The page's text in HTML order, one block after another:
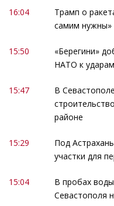
16:04
Трамп о
самим нужны»
15:50
«Берегини»
НАТО к
15:47
В
районе
15:29
Под
участки для
15:04
В пробах
Севастополя